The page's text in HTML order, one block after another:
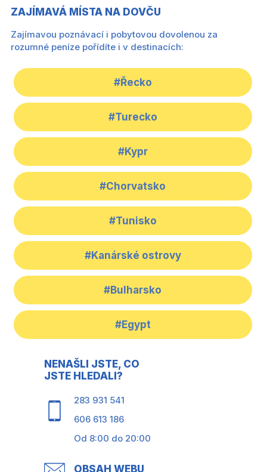
ZAJÍMAVÁ MÍSTA NA DOVČU
Zajímavou poznávací i pobytovou dovolenou za
rozumné peníze pořídíte i v destinacích:
#Řecko
#Turecko
#Kypr
#Chorvatsko
#Tunisko
#Kanárské ostrovy
#Bulharsko
#Egypt
NENAŠLI JSTE, CO
JSTE HLEDALI?
283 931 541
606 613 186
Od 8:00 do 20:00
OBSAH WEBU